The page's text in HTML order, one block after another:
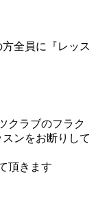
全員に『レッス
クラブのフラク
ンをお断りして
頂きます